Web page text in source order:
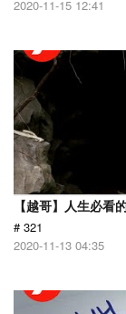
2020-11-15 12:41
【越哥】人生必看
# 321
2020-11-13 04:35